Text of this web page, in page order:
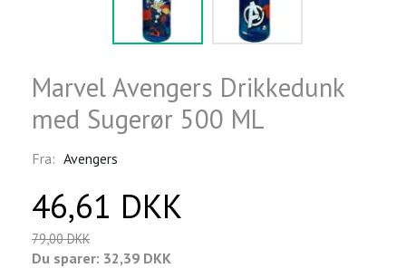
Marvel Avengers Drikkedunk
med Sugerør 500 ML
Fra: Avengers
46,61 DKK
79,00 DKK
Du sparer: 32,39 DKK